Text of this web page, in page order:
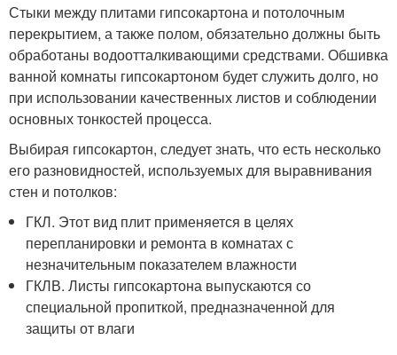
Стыки между плитами гипсокартона и потолочным
перекрытием, а также полом, обязательно должны быть
обработаны водоотталкивающими средствами. Обшивка
ванной комнаты гипсокартоном будет служить долго, но
при использовании качественных листов и соблюдении
основных тонкостей процесса.
Выбирая гипсокартон, следует знать, что есть несколько
его разновидностей, используемых для выравнивания
стен и потолков:
ГКЛ. Этот вид плит применяется в целях
перепланировки и ремонта в комнатах с
незначительным показателем влажности
ГКЛВ. Листы гипсокартона выпускаются со
специальной пропиткой, предназначенной для
защиты от влаги